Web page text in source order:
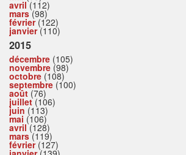
avril(112)
mars(98)
février(122)
janvier(110)
2015
décembre (105)
novembre (98)
octobre (108)
septembre (100)
août (76)
juillet(106)
juin (113)
mai (106)
avril(128)
mars(119)
février(127)